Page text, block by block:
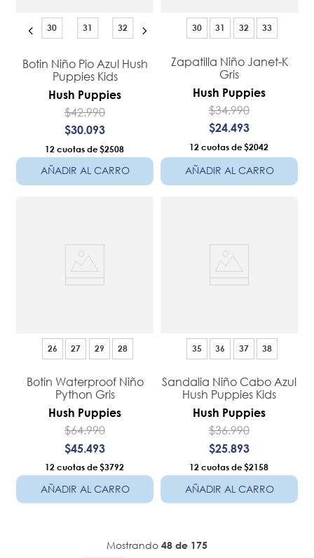
30 31 32
Botin Niño Pio Azul Hush
Puppies Kids
Hush Puppies
$42.990
$30.093
12 $2508
AÑADIR AL CARRO
30 31 32 33
Zapatilla Niño Janet-K
Gris
Hush Puppies
$34.990
$24.493
12 $2042
AÑADIR AL CARRO
26 27 29 28
Botin Waterproof Niño
Python Gris
Hush Puppies
$64.990
$45.493
12 $3792
AÑADIR AL CARRO
35 36 37 38
Sandalia Niño Cabo Azul
Hush Puppies Kids
Hush Puppies
$36.990
$25.893
12 $2158
AÑADIR AL CARRO
Mostrando 48 de 175